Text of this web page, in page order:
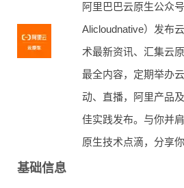
阿里巴巴云原生公众号
Alicloudnative）发布
术最新资讯、汇集云
最全内容，定期举办
动、直播，阿里产品
佳实践发布。与你并
原生技术点滴，分享
基础信息